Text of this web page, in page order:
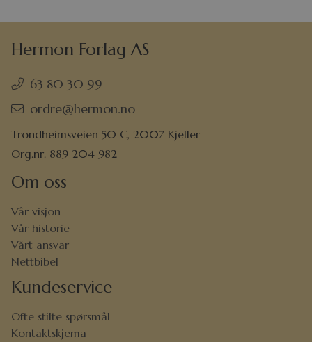
Hermon Forlag AS
63 80 30 99
ordre@hermon.no
Trondheimsveien 50 C, 2007 Kjeller
Org.nr. 889 204 982
Om oss
Vår visjon
Vår historie
Vårt ansvar
Nettbibel
Kundeservice
Ofte stilte spørsmål
Kontaktskjema